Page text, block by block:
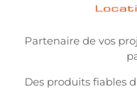
Partenaire de vos
Des produits fiables